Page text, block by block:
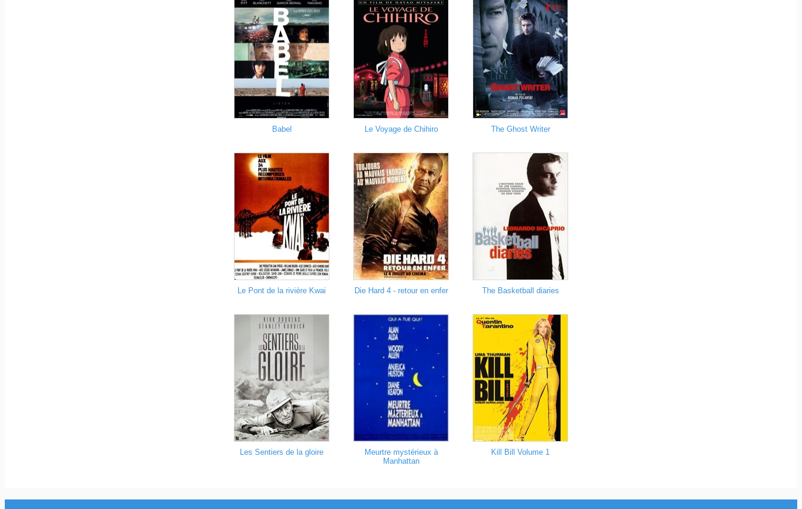
Babel Le Voyage de Chihiro The Ghost Writer
Le Pont de la rivière Kwai Die Hard 4 - retour en enfer The Basketball diaries
Les Sentiers de la gloire
Meurtre mystérieux à
Manhattan
Kill Bill Volume 1